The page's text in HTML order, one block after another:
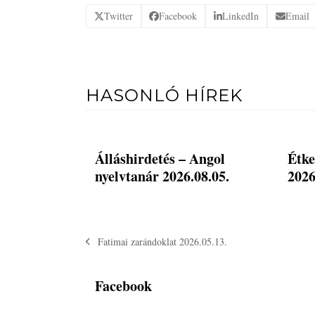
Twitter Facebook LinkedIn Email
HASONLÓ HÍREK
Álláshirdetés – Angol
nyelvtanár 2026.08.05.
previous
Fatimai zarándoklat 2026.05.13.
Facebook